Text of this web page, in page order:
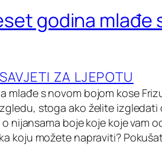
godina mlađe
SAVJETI ZA LJEPOTU
mlađe s novom bojom kose
stoga ako želite
nijansama boje koje koje vam
koju možete napraviti?